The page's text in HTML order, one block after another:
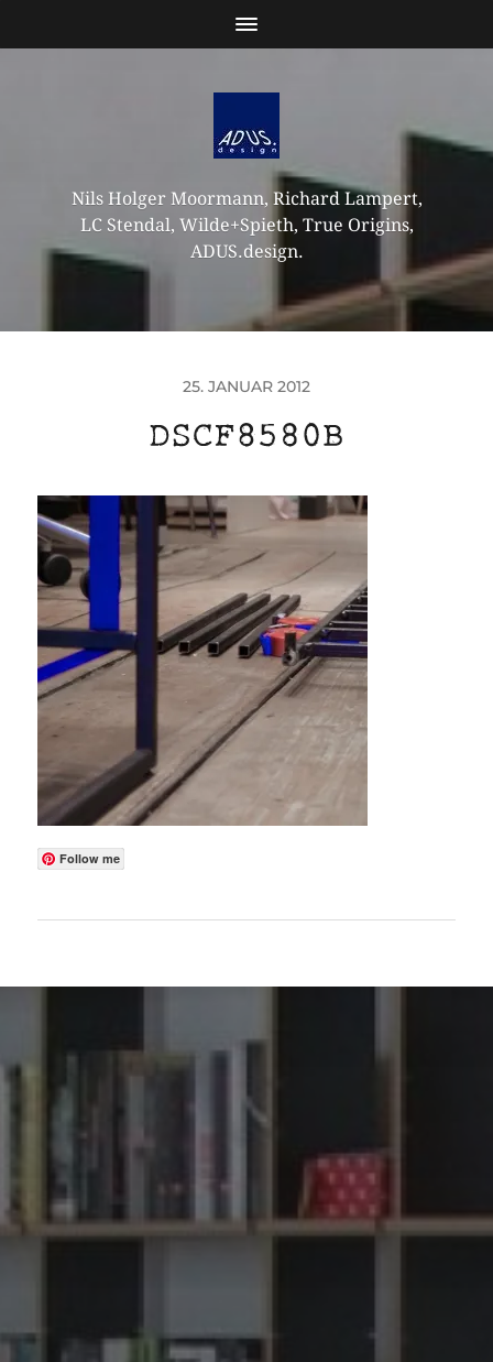
Nils Holger Moormann, Richard Lampert,
LC Stendal, Wilde+Spieth, True Origins,
ADUS.design.
25. JANUAR 2012
Follow me